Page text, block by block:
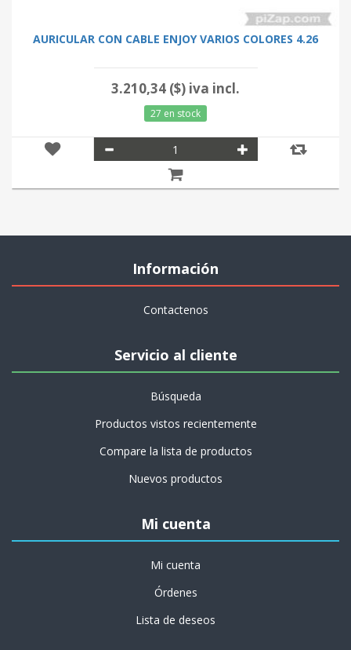
AURICULAR CON CABLE ENJOY VARIOS COLORES 4.26
3.210,34 ($) iva incl.
27 en stock
Información
Contactenos
Servicio al cliente
Búsqueda
Productos vistos recientemente
Compare la lista de productos
Nuevos productos
Mi cuenta
Mi cuenta
Órdenes
Lista de deseos